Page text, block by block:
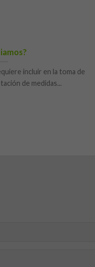
incluir en la toma de
de medidas...